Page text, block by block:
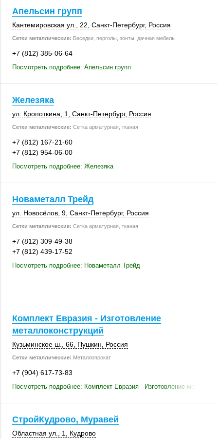
Апельсин групп
Кантемировская ул., 22, Санкт-Петербург, Россия
Сетки металлические: Беседки, перголы, зонты, дачная мебель
+7 (812) 385-06-64
Посмотреть подробнее: Апельсин групп
Железяка
ул. Кропоткина, 1 Санкт-Петербург, Россия
Сетки металлические: Сетка арматурная, тканая
+7 (812) 167-21-60
+7 (812) 954-06-00
Посмотреть подробнее: Железяка
Новаметалл Трейд
ул. Новосёлов, 9 Санкт-Петербург, Россия
Сетки металлические: Сетка арматурная, тканая
+7 (812) 309-49-38
+7 (812) 439-17-52
Посмотреть подробнее: Новаметалл Трейд
Комплект Евразия - Изготовление
металлоконструкций
Кузьминское ш., 66 Пушкин Россия
Сетки металлические: Металлопрокат
+7 (904) 617-73-83
Посмотреть подробнее: Комплект Евразия - Изготовление
СтройКудрово, Муравей
Областная ул., 1 Кудрово